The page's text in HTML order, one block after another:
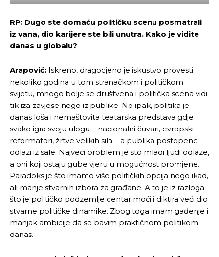
RP: Dugo ste domaću političku scenu posmatrali
iz vana, dio karijere ste bili unutra. Kako je vidite
danas u globalu?
Arapović: Iskreno, dragocjeno je iskustvo provesti
nekoliko godina u tom stranačkom i političkom
svijetu, mnogo bolje se društvena i politička scena vidi
tik iza zavjese nego iz publike. No ipak, politika je
danas loša i nemaštovita teatarska predstava gdje
svako igra svoju ulogu – nacionalni čuvari, evropski
reformatori, žrtve velikih sila – a publika postepeno
odlazi iz sale. Najveći problem je što mladi ljudi odlaze,
a oni koji ostaju gube vjeru u mogućnost promjene.
Paradoks je što imamo više političkih opcija nego ikad,
ali manje stvarnih izbora za građane. A to je iz razloga
što je političko podzemlje centar moći i diktira veći dio
stvarne političke dinamike. Zbog toga imam gađenje i
manjak ambicije da se bavim praktičnom politikom
danas.